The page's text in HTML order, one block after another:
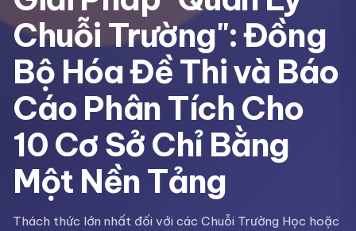
Chuỗi Trường": Đồng
Bộ Hóa Đề Thi và Báo
Cáo Phân Tích Cho
10 Cơ Sở Chỉ Bằng
Một Nền Tảng
Thách thức lớn nhất đối với các Chuỗi Trường Học hoặc